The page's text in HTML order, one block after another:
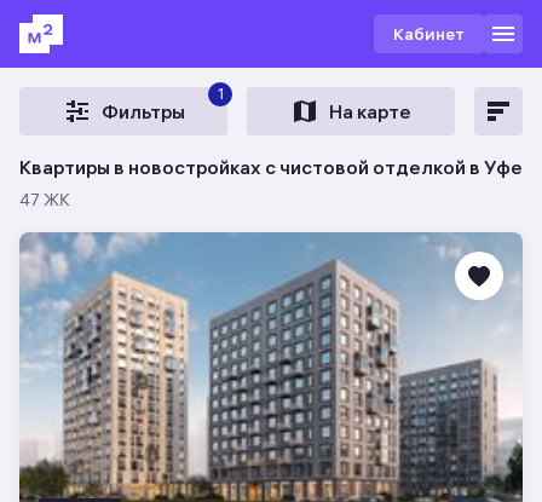
Кабинет
Фильтры
1
На карте
Квартиры в новостройках с чистовой отделкой в Уфе
47 ЖК